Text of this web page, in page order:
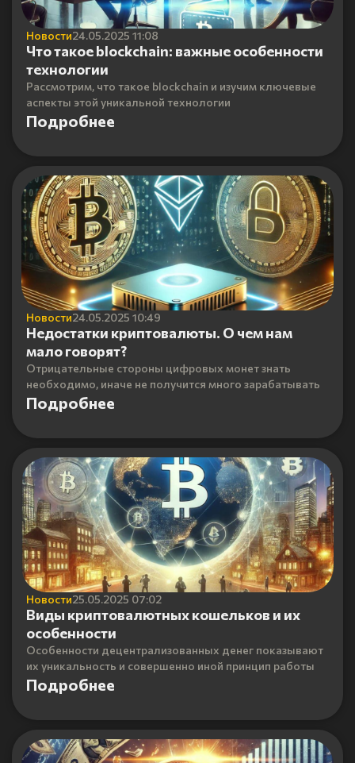
Новости24.05.2025 11:08
Что такое blockchain: важные особенности
технологии
Рассмотрим, что такое blockchain и изучим ключевые
аспекты этой уникальной технологии
Подробнее
Новости24.05.2025 10:49
Недостатки криптовалюты. О чем нам
мало говорят?
Отрицательные стороны цифровых монет знать
необходимо, иначе не получится много зарабатывать
Подробнее
Новости25.05.2025 07:02
Виды криптовалютных кошельков и их
особенности
Особенности децентрализованных денег показывают
их уникальность и совершенно иной принцип работы
Подробнее